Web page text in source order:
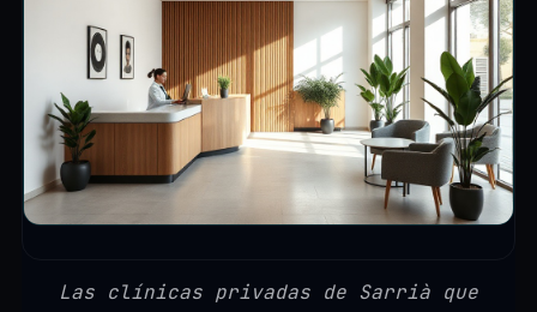
Las clínicas privadas de Sarrià que